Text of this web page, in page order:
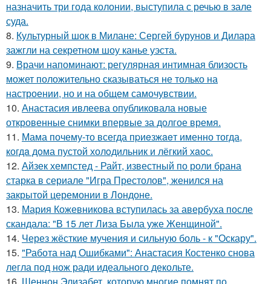
назначить три года колонии, выступила с речью в зале
суда.
8. Культурный шок в Милане: Сергей бурунов и Дилара
зажгли на секретном шоу канье уэста.
9. Врачи напоминают: регулярная интимная близость
может положительно сказываться не только на
настроении, но и на общем самочувствии.
10. Анастасия ивлеева опубликовала новые
откровенные снимки впервые за долгое время.
11. Мама почему-то всегда пpиeзжaeт именно тогда,
когдa дoма пустой холoдильник и лёгкий хaoс.
12. Айзек хемпстед - Райт, известный по роли брана
старка в сериале "Игра Престолов", женился на
закрытой церемонии в Лондоне.
13. Мария Кожевникова вступилась за авербуха после
скандала: "В 15 лет Лиза Была уже Женщиной".
14. Через жёсткие мучения и сильную боль - к "Оскару".
15. "Работа над Ошибками": Анастасия Костенко снова
легла под нож ради идеального декольте.